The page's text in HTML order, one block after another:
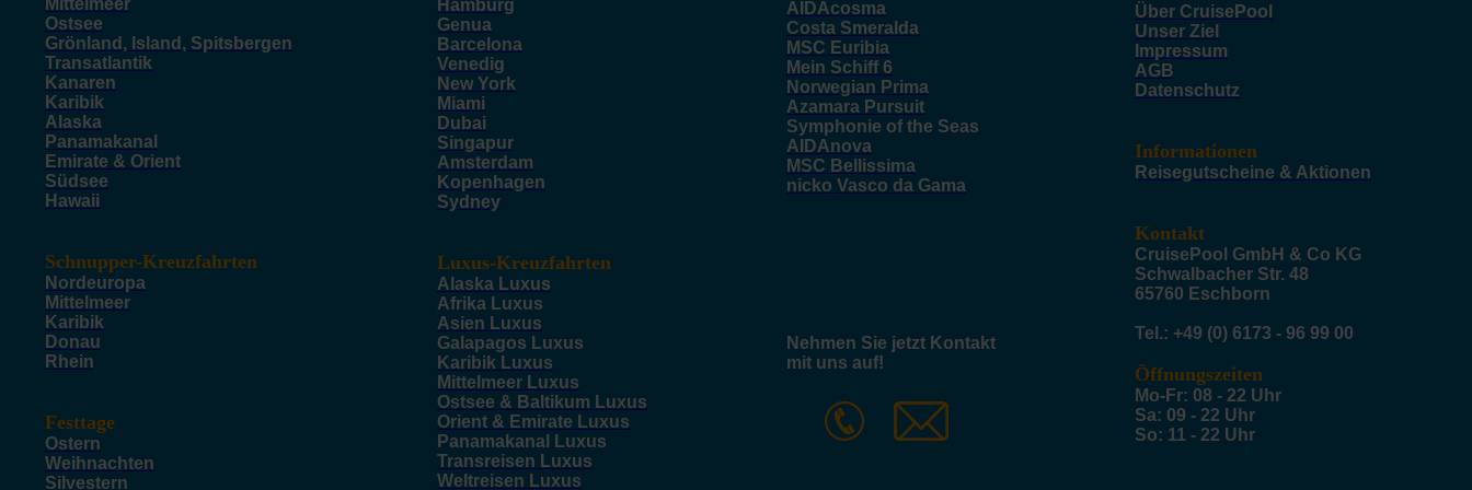
Mittelmeer
Ostsee
Grönland, Island, Spitsbergen
Transatlantik
Kanaren
Karibik
Alaska
Panamakanal
Emirate & Orient
Südsee
Hawaii
Schnupper-Kreuzfahrten
Nordeuropa
Mittelmeer
Karibik
Donau
Rhein
Festtage
Ostern
Weihnachten
Silvestern
Hamburg
Genua
Barcelona
Venedig
New York
Miami
Dubai
Singapur
Amsterdam
Kopenhagen
Sydney
Luxus-Kreuzfahrten
Alaska Luxus
Afrika Luxus
Asien Luxus
Galapagos Luxus
Karibik Luxus
Mittelmeer Luxus
Ostsee & Baltikum Luxus
Orient & Emirate Luxus
Panamakanal Luxus
Transreisen Luxus
Weltreisen Luxus
AIDAcosma
Costa Smeralda
MSC Euribia
Mein Schiff 6
Norwegian Prima
Azamara Pursuit
Symphonie of the Seas
AIDAnova
MSC Bellissima
nicko Vasco da Gama
Nehmen Sie jetzt Kontakt
mit uns auf!
Über CruisePool
Unser Ziel
Impressum
AGB
Datenschutz
Informationen
Reisegutscheine & Aktionen
Kontakt
CruisePool GmbH & Co KG
Schwalbacher Str. 48
65760 Eschborn
Tel.: +49 (0) 6173 - 96 99 00
Öffnungszeiten
Mo-Fr: 08 - 22 Uhr
Sa: 09 - 22 Uhr
So: 11 - 22 Uhr